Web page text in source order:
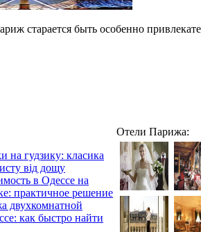
старается быть особенно
на гудзику: класика
від дощу
в Одессе на
практичное решение
двухкомнатной
как быстро найти
Отели Парижа: